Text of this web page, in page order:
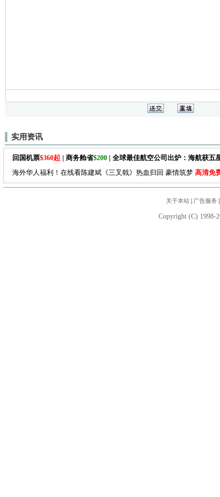
实用资讯
回国机票$360起 | 商务舱省$200 | 全球最佳航空公司出炉：海航获五
海外华人福利！在线看陈建斌《三叉戟》热血归回 豪情筑梦 高清免
关于本站| 广告服务
Copyright (C) 1998-